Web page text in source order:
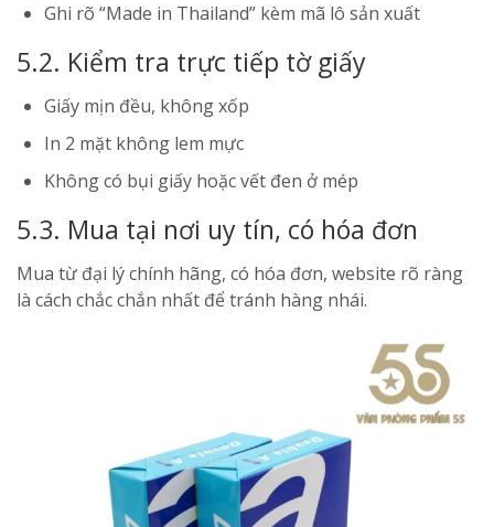
Ghi rõ “Made in Thailand” kèm mã lô sản xuất
5.2. Kiểm tra trực tiếp tờ giấy
Giấy mịn đều, không xốp
In 2 mặt không lem mực
Không có bụi giấy hoặc vết đen ở mép
5.3. Mua tại nơi uy tín, có hóa đơn
Mua từ đại lý chính hãng, có hóa đơn, website rõ ràng
là cách chắc chắn nhất để tránh hàng nhái.